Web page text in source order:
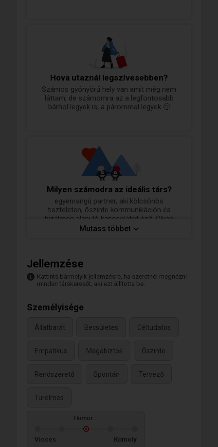
Hova utaznál legszívesebben?
Számos gyönyörű hely van amit még nem
láttam, de számomra az a legfontosabb
bárhol legyek is, a párommal legyek 🙂
Milyen számodra az ideális társ?
egyenrangú partner, aki kölcsönös
tiszteleten, őszinte kommunikáción és
bizalmon alapuló kapcsolatot épít. Olyan
szellemi és érzelmi támasz, aki értékeli a
Mutass többet
Jellemzése
Kattints bármelyik jellemzésre, ha szeretnél megnézni
minden társkeresőt, aki ezt állította be.
Személyisége
Állatbarát Becsületes Céltudatos
Empatikus Magabiztos Őszinte
Rendszerető Spontán Tervező
Türelmes
Humor
Vicces Komoly